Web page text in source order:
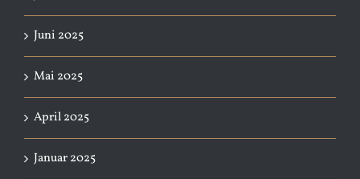
Juni 2025
Mai 2025
April 2025
Januar 2025